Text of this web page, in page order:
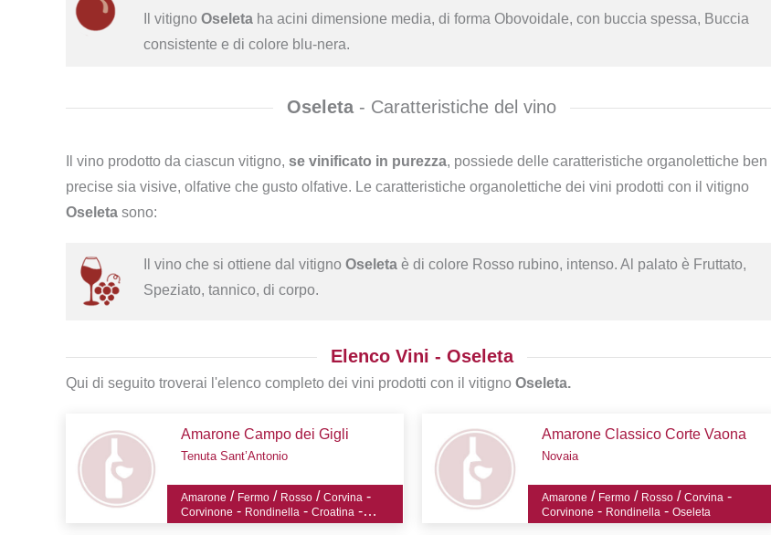
Il vitigno Oseletaha acini dimensione media, di forma Obovoidale, con buccia spessa, Buccia
consistente e di colore blu-nera.
Oseleta- Caratteristiche del vino
Il vino prodotto da ciascun vitigno, se vinificato in purezza, possiede delle caratteristiche organolettiche ben
precise sia visive, olfative che gusto olfative. Le caratteristiche organolettiche dei vini prodotti con il vitigno
Oseleta sono:
Il vino che si ottiene dal vitigno Oseletaè di colore Rosso rubino, intenso. Al palato è Fruttato,
Speziato, tannico, di corpo.
Elenco Vini - Oseleta
Qui di seguito troverai l'elenco completo dei vini prodotti con il vitigno Oseleta.
Amarone Campo dei Gigli
Tenuta Sant’Antonio
Amarone / Fermo/ Rosso/ Corvina -
Corvinone - Rondinella - Croatina -
Oseleta
Amarone Classico Corte Vaona
Novaia
Amarone / Fermo / Rosso /Corvina -
Corvinone - Rondinella -Oseleta